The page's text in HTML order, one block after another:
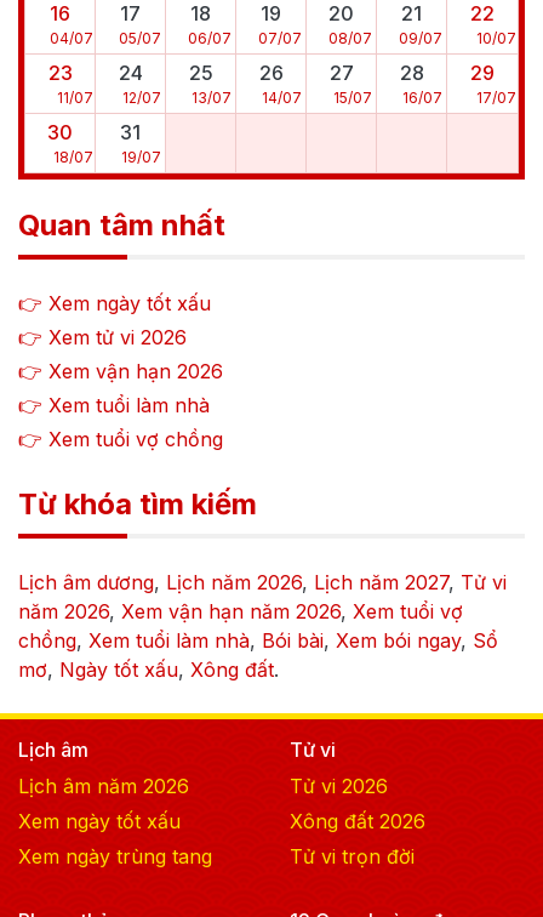
16
04/07
17
05/07
18
06/07
19
07/07
20
08/07
21
09/07
22
10/07
23
11/07
24
12/07
25
13/07
26
14/07
27
15/07
28
16/07
29
17/07
30
18/07
31
19/07
Quan tâm nhất
👉 Xem ngày tốt xấu
👉 Xem tử vi 2026
👉 Xem vận hạn 2026
👉 Xem tuổi làm nhà
👉 Xem tuổi vợ chồng
Từ khóa tìm kiếm
Lịch âm dương, Lịch năm 2026, Lịch năm 2027, Tử vi
năm 2026, Xem vận hạn năm 2026, Xem tuổi vợ
chồng, Xem tuổi làm nhà, Bói bài, Xem bói ngay, Sổ
mơ, Ngày tốt xấu, Xông đất.
Lịch âm
Lịch âm năm 2026
Xem ngày tốt xấu
Xem ngày trùng tang
Tử vi
Tử vi 2026
Xông đất 2026
Tử vi trọn đời